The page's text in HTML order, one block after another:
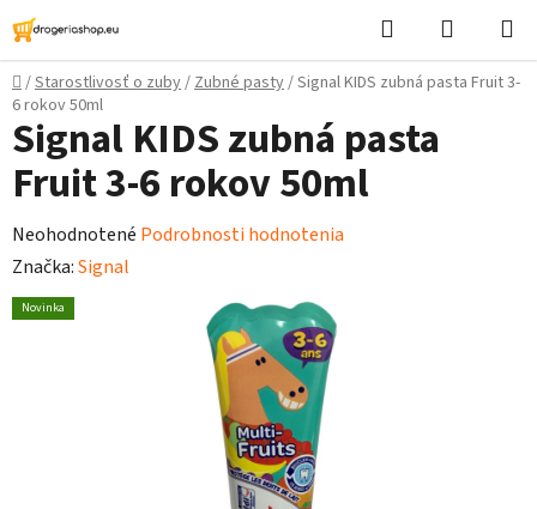
Prejsť
na
obsah
Hľadať
košík
Domov
/Starostlivosť o zuby/Zubné pasty/Signal KIDS zubná pasta Fruit 3-
6 rokov 50ml
Signal KIDS zubná pasta
Fruit 3-6 rokov 50ml
Priemerné
hodnotenie
produktu
Neohodnotené Podrobnosti hodnotenia
Značka:Signal
Novinka